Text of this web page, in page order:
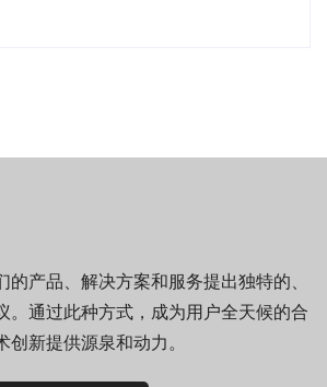
的产品、解决方案和服务提出独特的、
。通过此种方式，成为用户全天候的合
创新提供源泉和动力。